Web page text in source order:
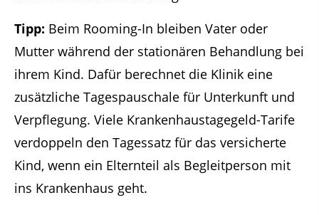
Tipp: Beim Rooming-In bleiben Vater oder
Mutter während der stationären Behandlung bei
ihrem Kind. Dafür berechnet die Klinik eine
zusätzliche Tagespauschale für Unterkunft und
Verpflegung. Viele Krankenhaustagegeld-Tarife
verdoppeln den Tagessatz für das versicherte
Kind, wenn ein Elternteil als Begleitperson mit
ins Krankenhaus geht.